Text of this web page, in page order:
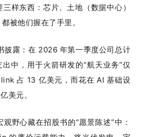
样东西：芯片、土地（数据中心）
被他们握在了手里。
披露：在 2026 年第一季度公司总计
中，用于火箭研发的“航天业务”仅
占 13 亿美元，而花在 AI 基础设
美元。
野心藏在招股书的“愿景陈述”中：